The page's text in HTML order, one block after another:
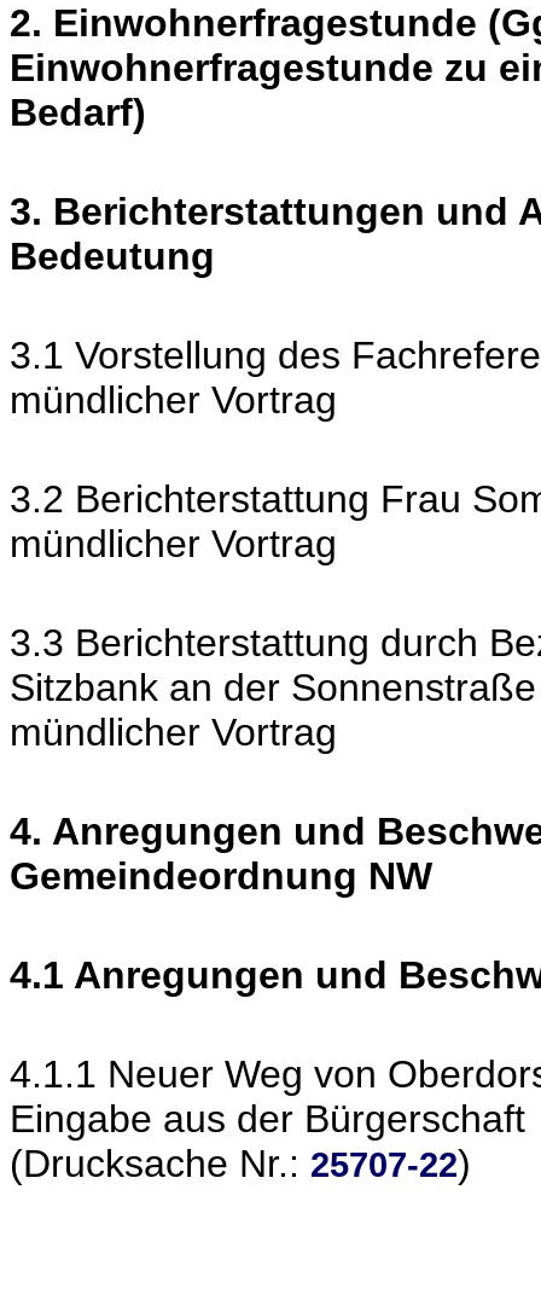
2. Einwohnerfragestunde
Einwohnerfragestunde zu
Bedarf)
3. Berichterstattungen und
Bedeutung
3.1 Vorstellung des
mündlicher Vortrag
3.2 Berichterstattung Frau
mündlicher Vortrag
3.3 Berichterstattung durch
Sitzbank an der Sonnenstraße
mündlicher Vortrag
4. Anregungen und
Gemeindeordnung NW
4.1 Anregungen und
4.1.1 Neuer Weg von
Eingabe aus der Bürgerschaft
(Drucksache Nr.: 25707-22)